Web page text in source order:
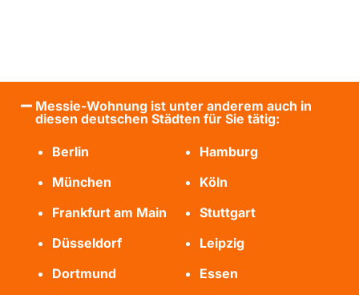
Messie-Wohnung ist unter anderem auch in
diesen deutschen Städten für Sie tätig:
Berlin
Hamburg
München
Köln
Frankfurt am Main
Stuttgart
Düsseldorf
Leipzig
Dortmund
Essen